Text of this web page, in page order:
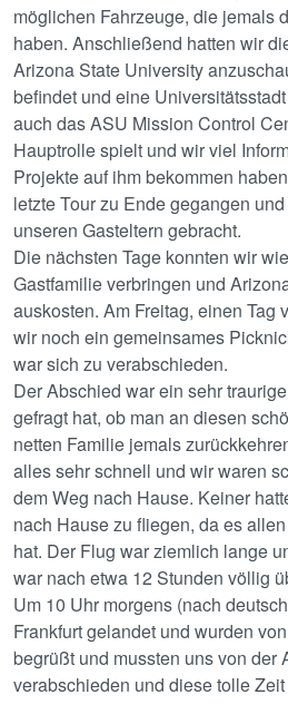
möglichen Fahrzeuge, die jemals
haben. Anschließend hatten wir
Arizona State University
befindet und eine
auch das ASU Mission Control
Hauptrolle spielt und wir viel
Projekte auf ihm bekommen
letzte Tour zu Ende gegangen
unseren Gasteltern gebracht.
Die nächsten Tage konnten wir
Gastfamilie verbringen und
auskosten. Am Freitag, einen Tag
wir noch ein gemeinsames
war sich zu verabschieden.
Der Abschied war ein sehr
gefragt hat, ob man an diesen
netten Familie jemals
alles sehr schnell und wir waren
dem Weg nach Hause. Keiner
nach Hause zu fliegen, da es
hat. Der Flug war ziemlich lange
war nach etwa 12 Stunden völlig
Um 10 Uhr morgens (nach
Frankfurt gelandet und wurden
begrüßt und mussten uns von der
verabschieden und diese tolle